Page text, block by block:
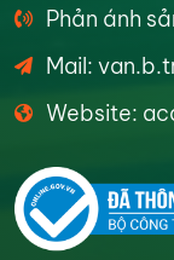
Phản ánh
Mail:
Website: